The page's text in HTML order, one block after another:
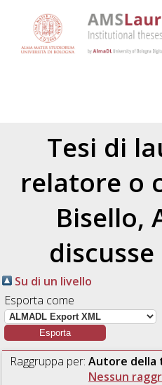
Tesi di
relatore o
Bisello,
Su di un livello
Esporta come
Raggruppa per: Autore della
Nessun